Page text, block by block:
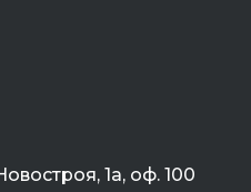
1а, оф. 100